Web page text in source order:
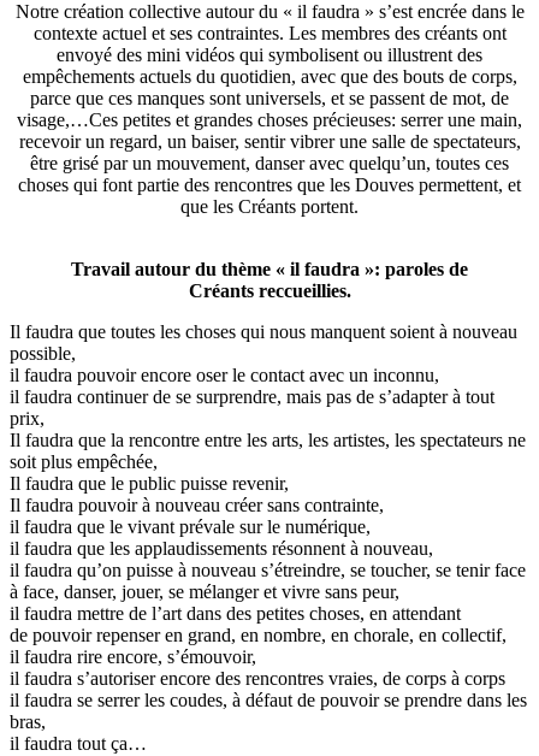
Notre création collective autour du « il faudra » s’est encrée dans le
contexte actuel et ses contraintes. Les membres des créants ont
envoyé des mini vidéos qui symbolisent ou illustrent des
empêchements actuels du quotidien, avec que des bouts de corps,
parce que ces manques sont universels, et se passent de mot, de
visage,…Ces petites et grandes choses précieuses: serrer une main,
recevoir un regard, un baiser, sentir vibrer une salle de spectateurs,
être grisé par un mouvement, danser avec quelqu’un, toutes ces
choses qui font partie des rencontres que les Douves permettent, et
que les Créants portent.
Travail autour du thème « il faudra »: paroles de
Créants reccueillies.
Il faudra que toutes les choses qui nous manquent soient à nouveau
possible,
il faudra pouvoir encore oser le contact avec un inconnu,
il faudra continuer de se surprendre, mais pas de s’adapter à tout
prix,
Il faudra que la rencontre entre les arts, les artistes, les spectateurs ne
soit plus empêchée,
Il faudra que le public puisse revenir,
Il faudra pouvoir à nouveau créer sans contrainte,
il faudra que le vivant prévale sur le numérique,
il faudra que les applaudissements résonnent à nouveau,
il faudra qu’on puisse à nouveau s’étreindre, se toucher, se tenir face
à face, danser, jouer, se mélanger et vivre sans peur,
il faudra mettre de l’art dans des petites choses, en attendant
de pouvoir repenser en grand, en nombre, en chorale, en collectif,
il faudra rire encore, s’émouvoir,
il faudra s’autoriser encore des rencontres vraies, de corps à corps
il faudra se serrer les coudes, à défaut de pouvoir se prendre dans les
bras,
il faudra tout ça…